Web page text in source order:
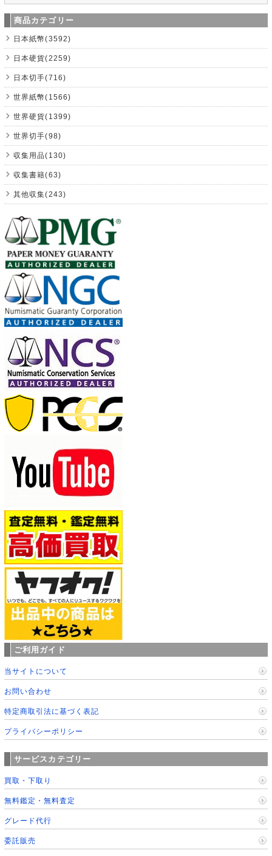
商品カテゴリー
日本紙幣(3592)
日本硬貨(2259)
日本切手(716)
世界紙幣(1566)
世界硬貨(1399)
世界切手(98)
収集用品(130)
収集書籍(63)
其他収集(243)
ご利用ガイド
当サイトについて
お問い合わせ
特定商取引法に基づく表記
プライバシーポリシー
サービスカテゴリー
買取・下取り
無料鑑定・無料査定
グレード代行
委託販売